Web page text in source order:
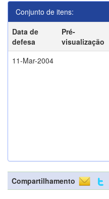
Conjunto de itens:
Data de
defesa
Pré-
visualização
11-Mar-2004
Compartilhamento